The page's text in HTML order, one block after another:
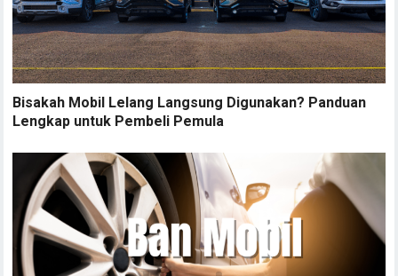
Bisakah Mobil Lelang Langsung Digunakan? Panduan
Lengkap untuk Pembeli Pemula